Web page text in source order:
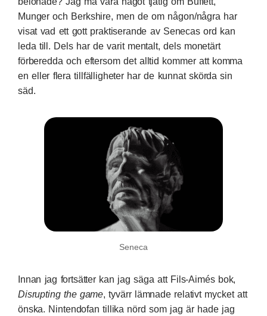
Munger och Berkshire, men de om någon/några har
visat vad ett gott praktiserande av Senecas ord kan
leda till. Dels har de varit mentalt, dels monetärt
förberedda och eftersom det alltid kommer att komma
en eller flera tillfälligheter har de kunnat skörda sin
säd.
Seneca
Innan jag fortsätter kan jag säga att Fils-Aimés bok,
Disrupting the game, tyvärr lämnade relativt mycket att
önska. Nintendofan tillika nörd som jag är hade jag